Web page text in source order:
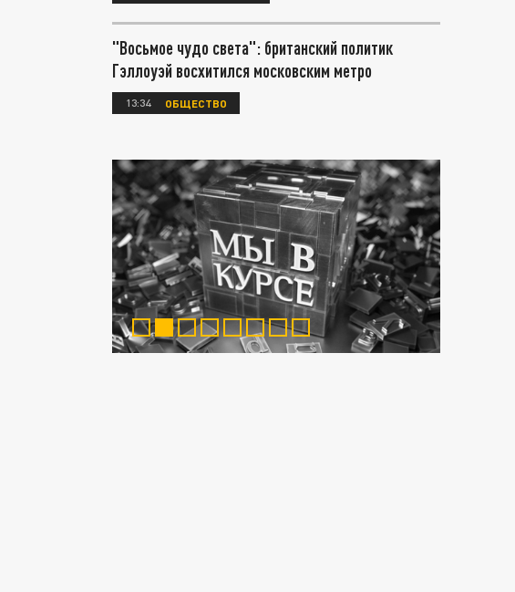
"Восьмое чудо света": британский политик
Гэллоуэй восхитился московским метро
13:34 ОБЩЕСТВО